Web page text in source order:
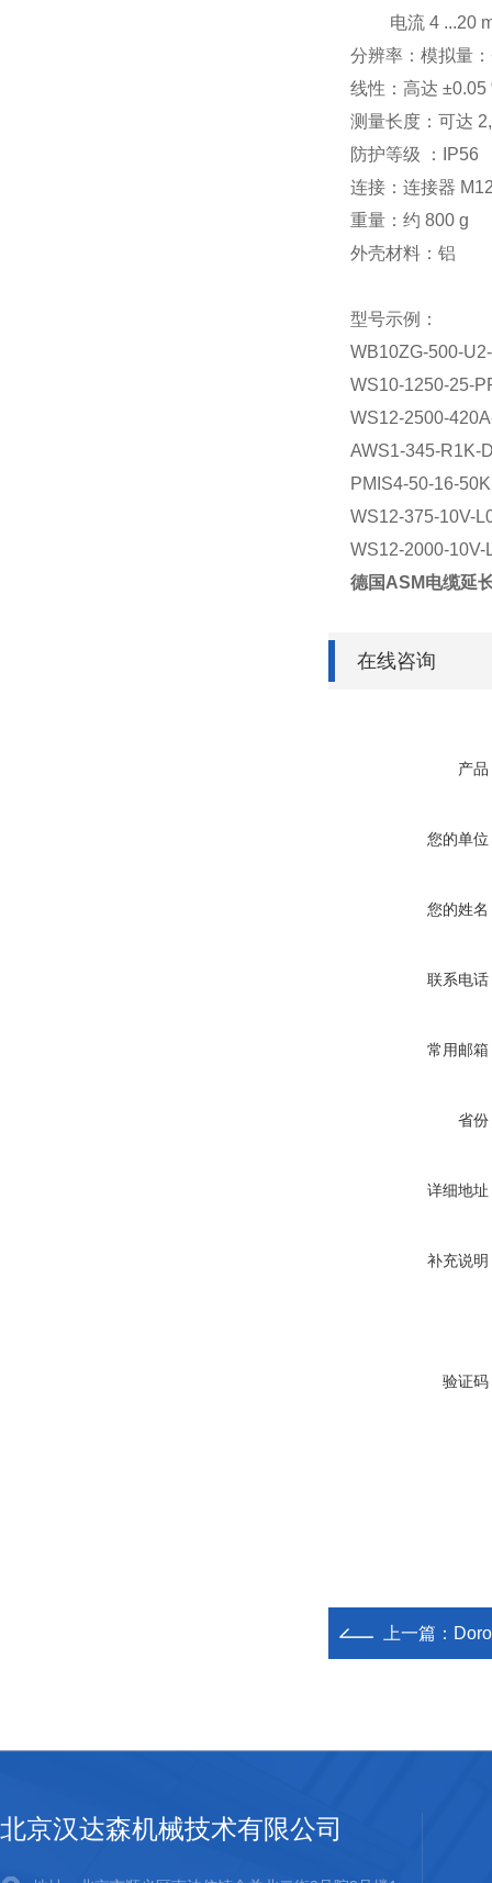
电流 4 ...20
分辨率：模拟量
线性： 高达 ±0.05
测量长度：可达
防护等级 ：IP56
连接： 连接器
重量： 约 800 g
外壳材料： 铝
型号示例：
WB10ZG-500-
WS10-1250-25-
WS12-2500-
AWS1-345-R1K-
PMIS4-50-16-
WS12-375-10V-
WS12-2000-10V-
德国ASM电缆延
在线咨询
产品
您的单位
您的姓名
联系电话
常用邮箱
省份
详细地址
补充说明
验证码
上一篇：
北京汉达森机械技术有限公司